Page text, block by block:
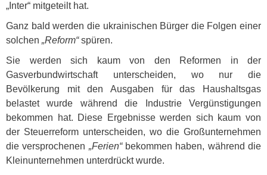
„Inter“ mitgeteilt hat.
Ganz bald werden die ukrainischen Bürger die Folgen einer
solchen „Reform“spüren.
Sie werden sich kaum von den Reformen in der
Gasverbundwirtschaft unterscheiden, wo nur die
Bevölkerung mit den Ausgaben für das Haushaltsgas
belastet wurde während die Industrie Vergünstigungen
bekommen hat. Diese Ergebnisse werden sich kaum von
der Steuerreform unterscheiden, wo die Großunternehmen
die versprochenen „Ferien“bekommen haben, während die
Kleinunternehmen unterdrückt wurde.